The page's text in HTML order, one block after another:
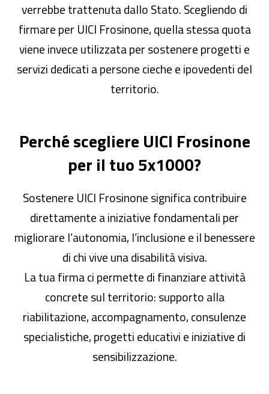
verrebbe trattenuta dallo Stato. Scegliendo di
firmare per UICI Frosinone, quella stessa quota
viene invece utilizzata per sostenere progetti e
servizi dedicati a persone cieche e ipovedenti del
territorio.
Perché scegliere UICI Frosinone
per il tuo 5x1000?
Sostenere UICI Frosinone significa contribuire
direttamente a iniziative fondamentali per
migliorare l’autonomia, l’inclusione e il benessere
di chi vive una disabilità visiva.
La tua firma ci permette di finanziare attività
concrete sul territorio: supporto alla
riabilitazione, accompagnamento, consulenze
specialistiche, progetti educativi e iniziative di
sensibilizzazione.